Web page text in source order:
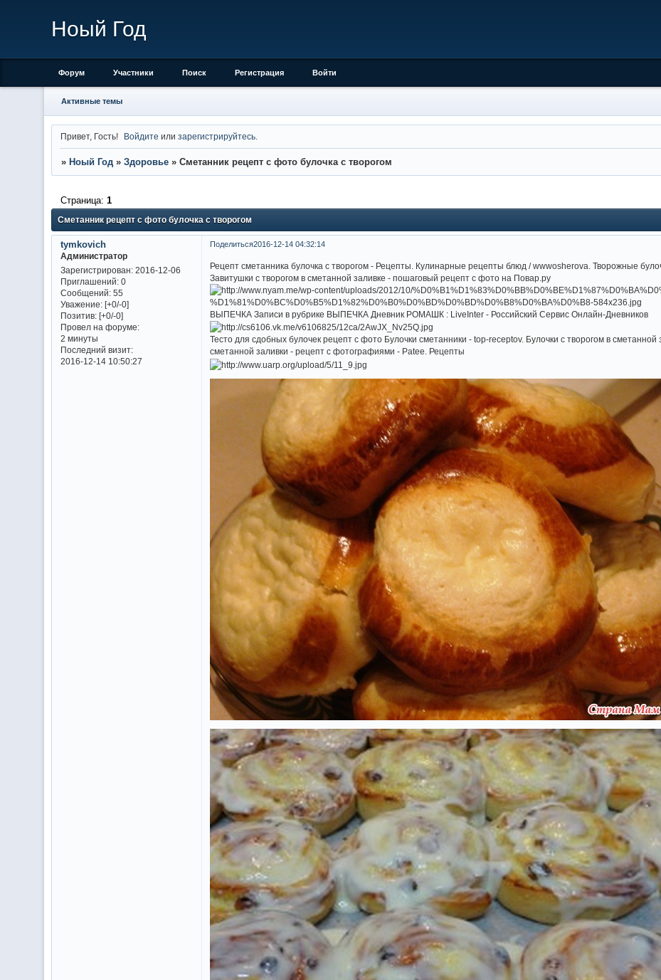
Ноый Год
Форум Участники Поиск Регистрация Войти
Активные темы
Привет, Гость! Войдите илизарегистрируйтесь
» Ноый Год » Здоровье » Сметанник рецепт с фото булочка с творогом
Сметанник рецепт с фото булочка с творогом
Страница: 1
Поделиться2016-12-14 04:32:14
tymkovich
Администратор
Зарегистрирован: 2016-12-06
Приглашений:0
Сообщений:55
Уважение: [+0/-0]
Позитив: [+0/-0]
Провел на форуме:
2 минуты
Последний визит:
2016-12-14 10:50:27
Рецепт сметанника булочка с творогом - Рецепты. Кулинарные рецепты блюд / wwwosherova. Творожные
Завитушки с творогом в сметанной заливке - пошаговый рецепт с фото на Повар.ру
ВЫПЕЧКА Записи в рубрике ВЫПЕЧКА Дневник РОМАШК : LiveInter - Российский Сервис Онлайн-Дневников
Тесто для сдобных булочек рецепт с фото Булочки сметанники - top-receptov. Булочки с творогом в
сметанной заливки - рецепт с фотографиями - Patee. Рецепты